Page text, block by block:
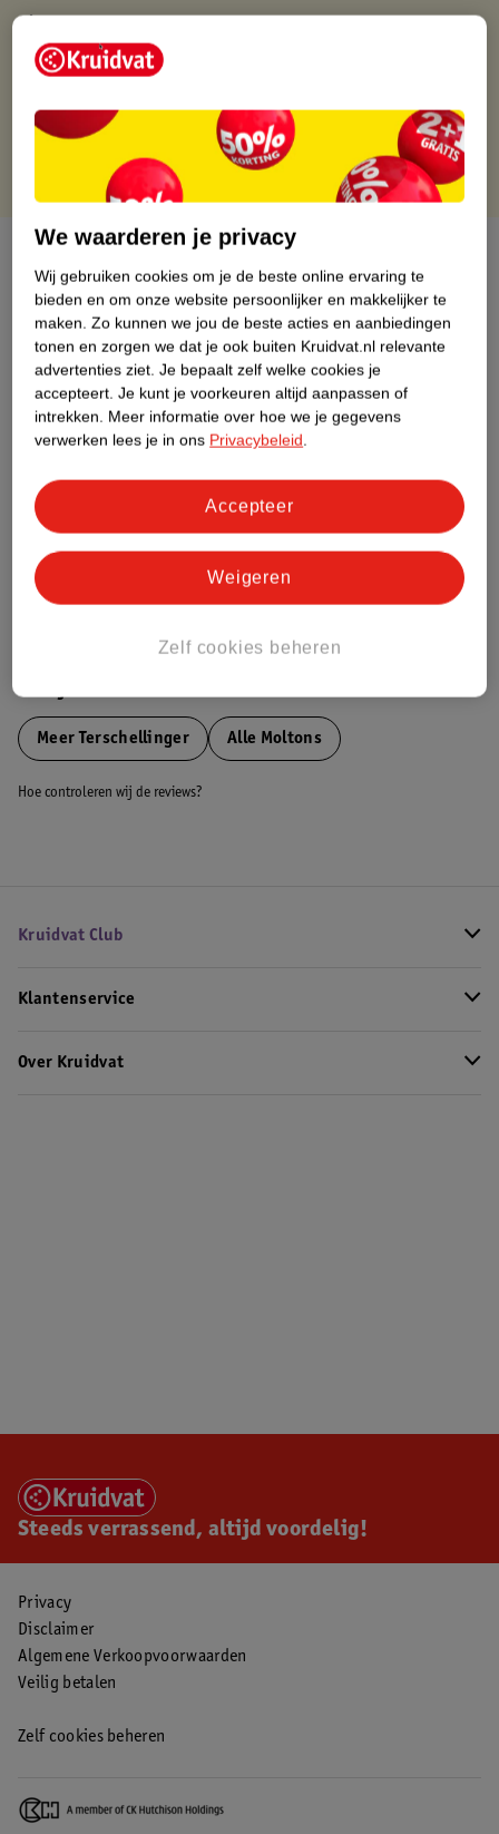
Gratis thuisbezorgd
Gratis retourneren via verkooppartner.
Gratis punten met je Kruidvat kaart
Over dit product
Productinformatie
Etiketinformatie
Nature Impact Score
Meer informatie
Bestel & Bezorginformatie
Bekijk ook
MeerTerschellinger Alle Moltons
Hoe controleren wij de reviews?
Kruidvat Club
Klantenservice
Over Kruidvat
Steeds verrassend, altijd voordelig!
Privacy
Disclaimer
Algemene Verkoopvoorwaarden
Veilig betalen
Zelf cookies beheren
We waarderen je privacy
Wij gebruiken cookies om je de beste online ervaring te
bieden en om onze website persoonlijker en makkelijker te
maken. Zo kunnen we jou de beste acties en aanbiedingen
tonen en zorgen we dat je ook buiten Kruidvat.nl relevante
advertenties ziet. Je bepaalt zelf welke cookies je
accepteert. Je kunt je voorkeuren altijd aanpassen of
intrekken. Meer informatie over hoe we je gegevens
verwerken lees je in ons Privacybeleid.
Zelf cookies beheren
Weigeren
Accepteer